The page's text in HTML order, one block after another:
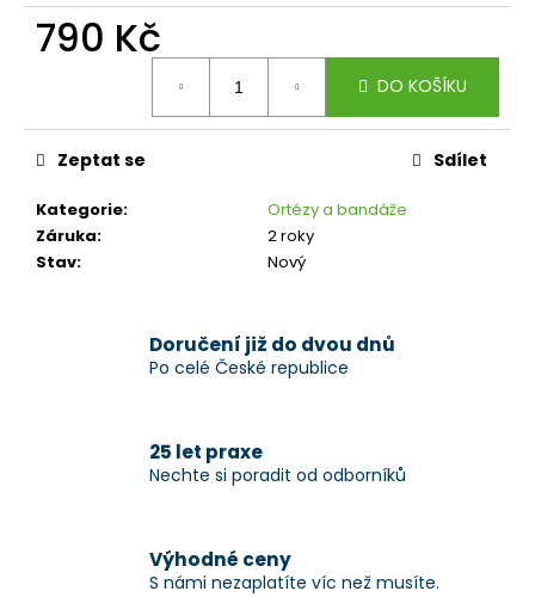
790 Kč
DO KOŠÍKU
Kategorie:
Ortézy a bandáže
Záruka:
2 roky
Stav: Nový
Zeptat se Sdílet
Doručení již do dvou dnů
Po celé České republice
25 let praxe
Nechte si poradit od odborníků
Výhodné ceny
S námi nezaplatíte víc než musíte.
č
m
e